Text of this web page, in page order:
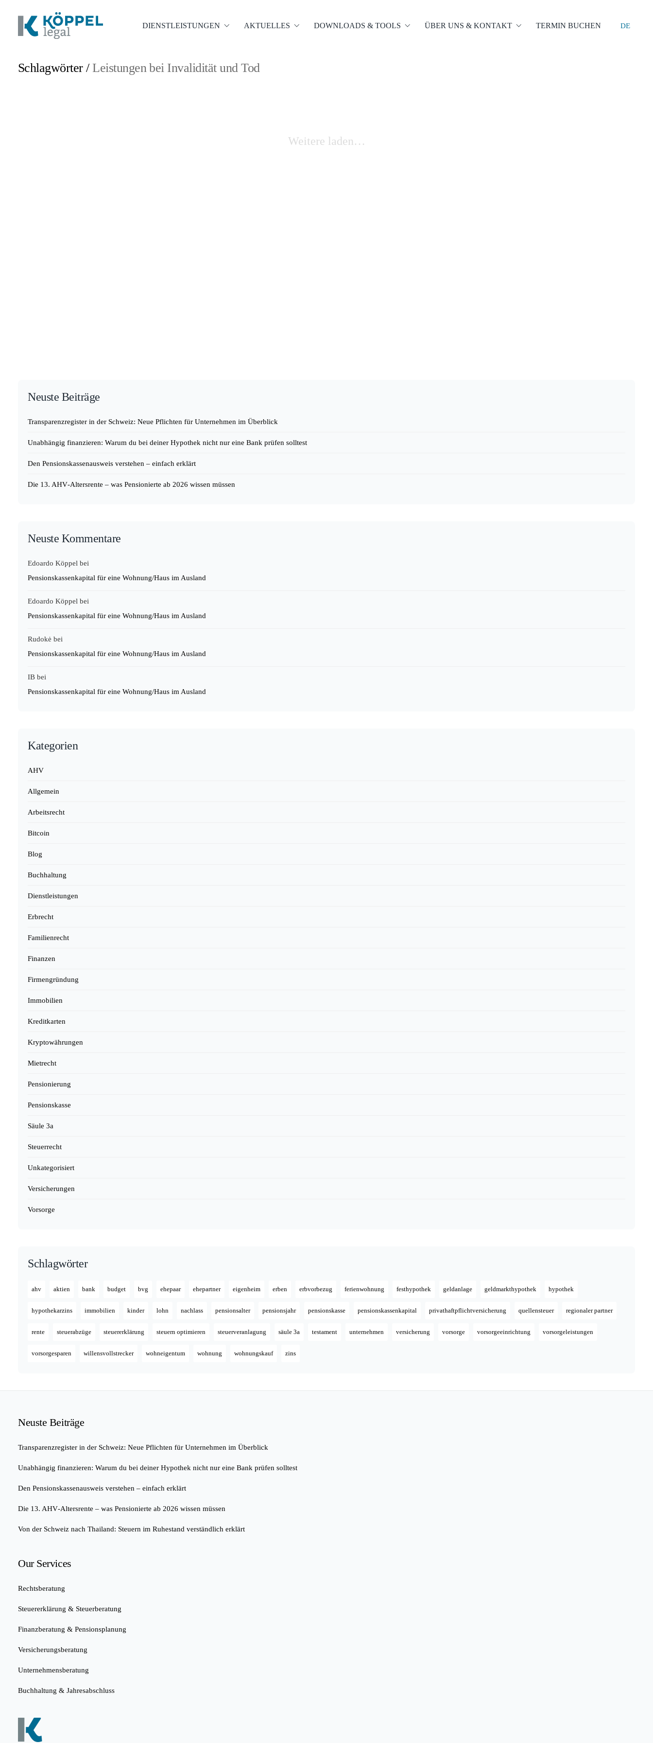
DIENSTLEISTUNGEN AKTUELLES DOWNLOADS & TOOLS ÜBER UNS & KONTAKT TERMIN BUCHEN DE
Schlagwörter /Leistungen bei Invalidität und Tod
Weitere laden…
Neuste Beiträge
Transparenzregister in der Schweiz: Neue Pflichten für Unternehmen im Überblick
Unabhängig finanzieren: Warum du bei deiner Hypothek nicht nur eine Bank prüfen solltest
Den Pensionskassenausweis verstehen – einfach erklärt
Die 13. AHV‑Altersrente – was Pensionierte ab 2026 wissen müssen
Neuste Kommentare
Edoardo Köppel bei
Pensionskassenkapital für eine Wohnung/Haus im Ausland
Edoardo Köppel bei
Pensionskassenkapital für eine Wohnung/Haus im Ausland
Rudokė bei
Pensionskassenkapital für eine Wohnung/Haus im Ausland
IB bei
Pensionskassenkapital für eine Wohnung/Haus im Ausland
Kategorien
AHV
Allgemein
Arbeitsrecht
Bitcoin
Blog
Buchhaltung
Dienstleistungen
Erbrecht
Familienrecht
Finanzen
Firmengründung
Immobilien
Kreditkarten
Kryptowährungen
Mietrecht
Pensionierung
Pensionskasse
Säule 3a
Steuerrecht
Unkategorisiert
Versicherungen
Vorsorge
Schlagwörter
ahv aktien bank budget bvg ehepaar ehepartner eigenheim erben erbvorbezug ferienwohnung festhypothek geldanlage geldmarkthypothek hypothek
hypothekarzins immobilien kinder lohn nachlass pensionsalter pensionsjahr pensionskasse pensionskassenkapital privathaftpflichtversicherung quellensteuer regionaler partner
rente steuerabzüge steuererklärung steuern optimieren steuerveranlagung säule 3a testament unternehmen versicherung vorsorge vorsorgeeinrichtung vorsorgeleistungen
vorsorgesparen willensvollstrecker wohneigentum wohnung wohnungskauf zins
Neuste Beiträge
Transparenzregister in der Schweiz: Neue Pflichten für Unternehmen im Überblick
Unabhängig finanzieren: Warum du bei deiner Hypothek nicht nur eine Bank prüfen solltest
Den Pensionskassenausweis verstehen – einfach erklärt
Die 13. AHV‑Altersrente – was Pensionierte ab 2026 wissen müssen
Von der Schweiz nach Thailand: Steuern im Ruhestand verständlich erklärt
Our Services
Rechtsberatung
Steuererklärung & Steuerberatung
Finanzberatung & Pensionsplanung
Versicherungsberatung
Unternehmensberatung
Buchhaltung & Jahresabschluss